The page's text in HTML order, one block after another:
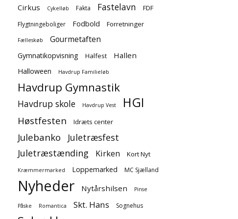
Cirkus Cykelløb Fakta Fastelavn FDF
Flygtningeboliger Fodbold Forretninger
Fælleskøb Gourmetaften
Gymnatikopvisning Halfest Hallen
Halloween Havdrup Familieløb
Havdrup Gymnastik
Havdrup skole Havdrup Vest HGI
Høstfesten Idræts center
Julebanko Juletræsfest
Juletræstænding Kirken Kort Nyt
Kræmmermarked Loppemarked MC Sjælland
Nyheder Nytårshilsen Pinse
Påske Romantica Skt. Hans Sognehus